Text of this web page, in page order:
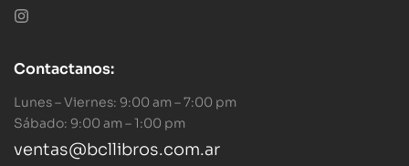
Contactanos:
Lunes – Viernes: 9:00 am – 7:00 pm
Sábado: 9:00 am – 1:00 pm
ventas@bcllibros.com.ar